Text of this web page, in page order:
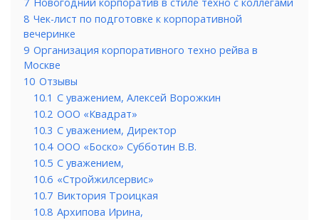
8 Чек-лист по подготовке к корпоративной
вечеринке
9 Организация корпоративного техно рейва в
Москве
10 Отзывы
10.1 С уважением, Алексей Ворожкин
10.2 ООО «Квадрат»
10.3 С уважением, Директор
10.4 ООО «Боско» Субботин В.В.
10.5 С уважением,
10.6 «Стройжилсервис»
10.7 Виктория Троицкая
10.8 Архипова Ирина,